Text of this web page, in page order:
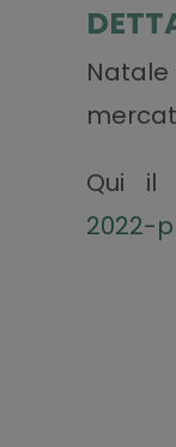
Qui il
2022-